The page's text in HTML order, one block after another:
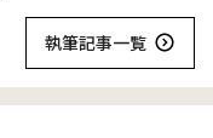
執筆記事一覧